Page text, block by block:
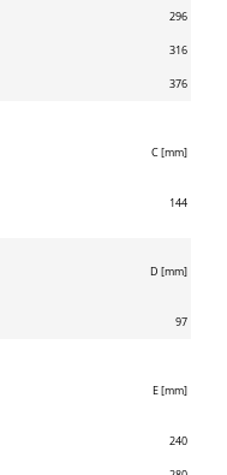
296
316
376
C [mm]
144
D [mm]
97
E [mm]
240